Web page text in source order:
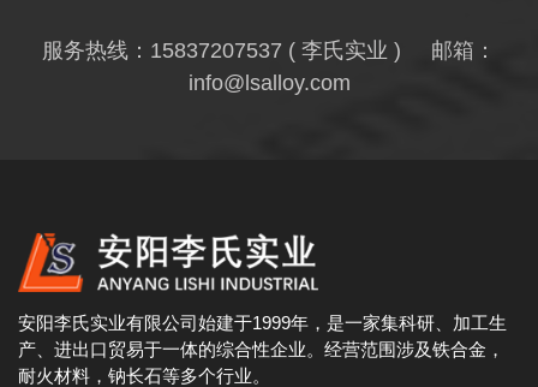
服务热线： 15837207537 ( 李氏实业 ) 邮箱：
info@lsalloy.com
安阳李氏实业有限公司始建于1999年，是一家集科研、加工生
产、进出口贸易于一体的综合性企业。经营范围涉及铁合金，
耐火材料，钠长石等多个行业。